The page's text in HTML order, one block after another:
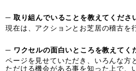
─ 取り組んでいることを教えてくださ
現在は、アクションとお芝居の稽古を
─ ワクセルの面白いところを教えてく
ページを見せていただき、いろんな方
ただける機会がある事を知った上で、